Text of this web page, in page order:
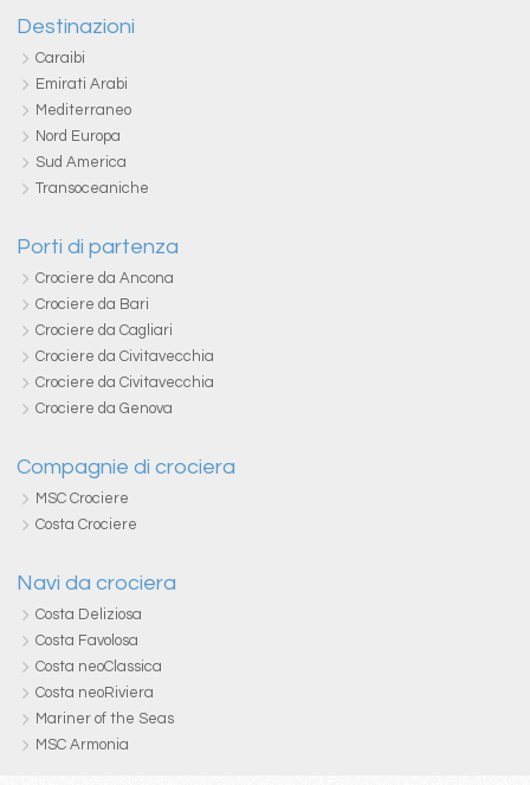
Destinazioni
Caraibi
Emirati Arabi
Mediterraneo
Nord Europa
Sud America
Transoceaniche
Porti di partenza
Crociere da Ancona
Crociere da Bari
Crociere da Cagliari
Crociere da Civitavecchia
Crociere da Civitavecchia
Crociere da Genova
Compagnie di crociera
MSC Crociere
Costa Crociere
Navi da crociera
Costa Deliziosa
Costa Favolosa
Costa neoClassica
Costa neoRiviera
Mariner of the Seas
MSC Armonia